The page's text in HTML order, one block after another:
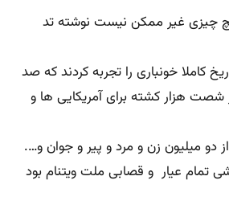
چیزی غیر ممکن نیست نوشته تد
کاملا خونباری را تجربه کردند که صد
شصت هزار کشته برای آمریکایی ها و
دو میلیون زن و مرد و پیر و جوان و….
عیار و قصابی ملت ویتنام بود